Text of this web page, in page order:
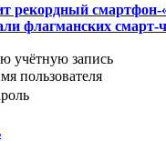
рекордный
флагманских смарт-
учётную запись
пользователя